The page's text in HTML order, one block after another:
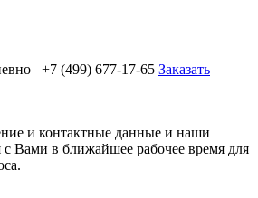
+7 (499) 677-17-65 Заказать
и контактные данные и наши
с Вами в ближайшее рабочее время для